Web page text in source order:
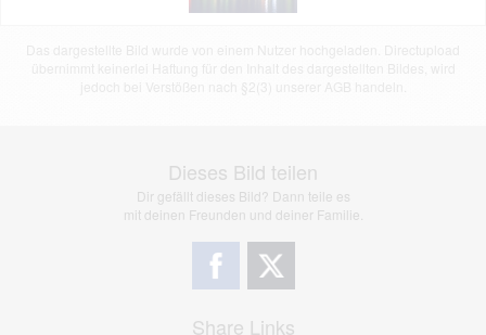
Dieses Bild teilen
Dir gefällt dieses Bild? Dann teile es
mit deinen Freunden und deiner Familie.
Share Links